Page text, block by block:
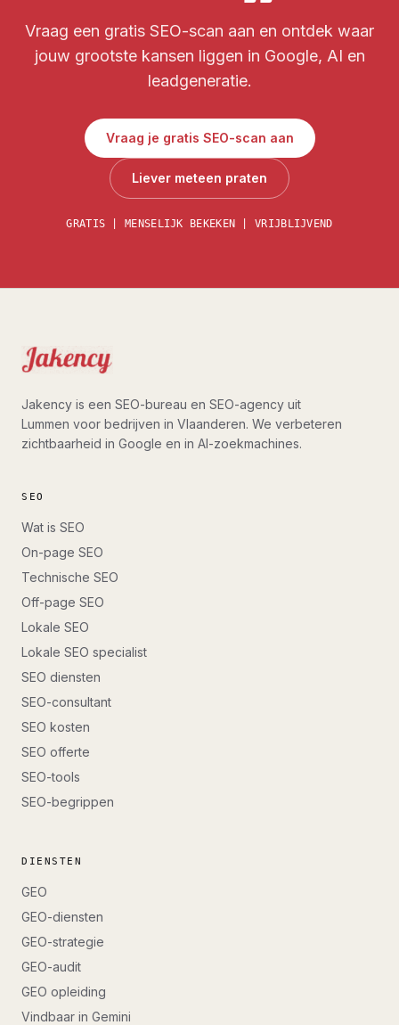
Vraag een gratis SEO-scan aan en ontdek waar
jouw grootste kansen liggen in Google, AI en
leadgeneratie.
Vraag je gratis SEO-scan aan
Liever meteen praten
GRATIS | MENSELIJK BEKEKEN | VRIJBLIJVEND
Jakency is een SEO-bureau en SEO-agency uit
Lummen voor bedrijven in Vlaanderen. We verbeteren
zichtbaarheid in Google en in AI-zoekmachines.
SEO
Wat is SEO
On-page SEO
Technische SEO
Off-page SEO
Lokale SEO
Lokale SEO specialist
SEO diensten
SEO-consultant
SEO kosten
SEO offerte
SEO-tools
SEO-begrippen
DIENSTEN
GEO
GEO-diensten
GEO-strategie
GEO-audit
GEO opleiding
Vindbaar in Gemini